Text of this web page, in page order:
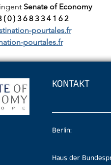
Senate of Economy
0 ) 3 6 8 3 3 4 1 6 2
pourtales.fr
pourtales.fr
KONTAKT
Berlin:
Haus der